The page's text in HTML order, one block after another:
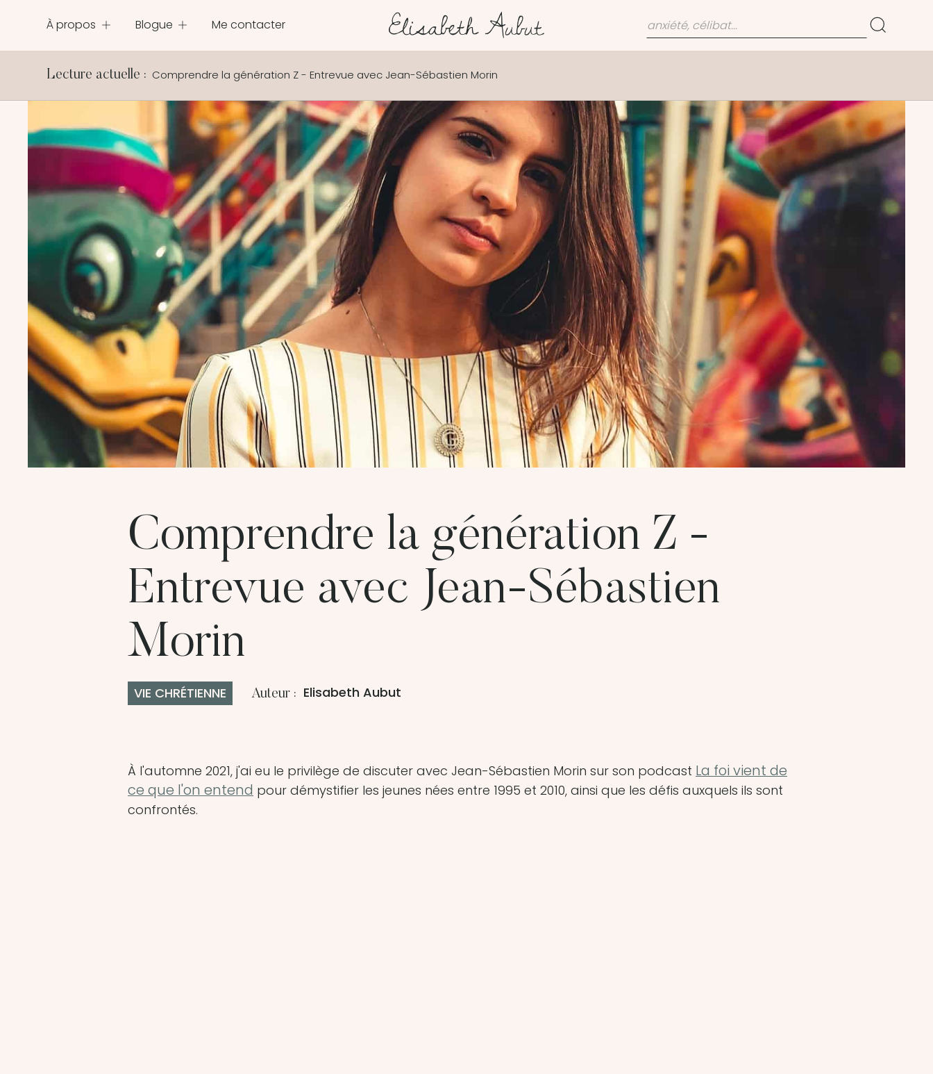
À propos Blogue Me contacter
Lecture actuelle : Comprendre la génération Z - Entrevue avec Jean-Sébastien Morin
Comprendre la génération Z -
Entrevue avec Jean-Sébastien
Morin
VIE CHRÉTIENNE Auteur : Elisabeth Aubut
À l'automne 2021, j'ai eu le privilège de discuter avec Jean-Sébastien Morin sur son podcast La foi vient de
ce que l'on entend pour démystifier les jeunes nées entre 1995 et 2010, ainsi que les défis auxquels ils sont
confrontés.